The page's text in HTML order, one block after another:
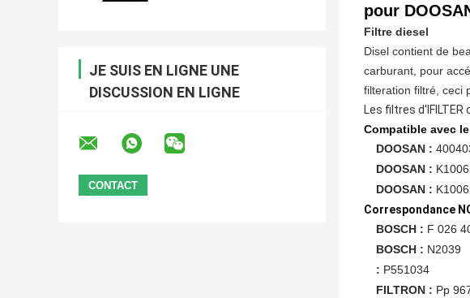
JE SUIS EN LIGNE UNE
DISCUSSION EN LIGNE
pour
Filtre diesel
Disel contient de
carburant, pour
filteration filtré, ceci
Les filtres
Compatible avec
DOOSAN :
DOOSAN :
DOOSAN :
Correspondance
BOSCH : F 026
BOSCH : N2039
: P551034
FILTRON : Pp